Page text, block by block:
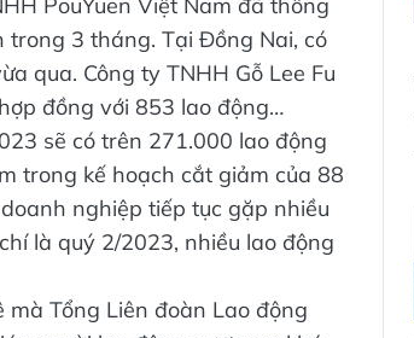
PouYuen Việt Nam đã thông
trong 3 tháng. Tại Đồng Nai, có
qua. Công ty TNHH Gỗ Lee Fu
đồng với 853 lao động…
sẽ có trên 271.000 lao động
trong kế hoạch cắt giảm của 88
nghiệp tiếp tục gặp nhiều
là quý 2/2023, nhiều lao động
Tổng Liên đoàn Lao động